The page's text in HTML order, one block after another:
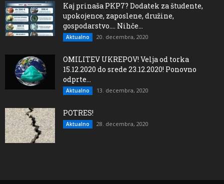
Kaj prinaša PKP7? Dodatek za študente,
upokojence, zaposlene, družine,
gospodarstvo…. Nihče...
Aktualno 20. decembra, 2020
OMILITEV UKREPOV! Velja od torka
15.12.2020 do srede 23.12.2020! Ponovno
odprte...
Aktualno 13. decembra, 2020
POTRES!
Aktualno 28. decembra, 2020